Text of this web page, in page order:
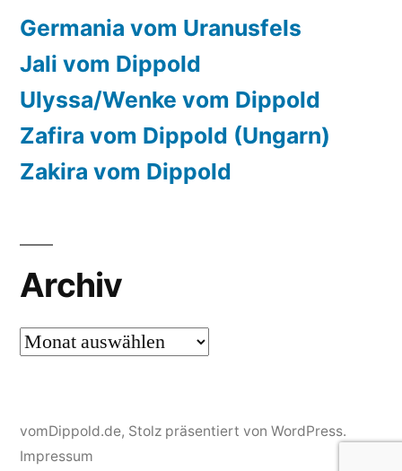
Germania vom Uranusfels
Jali vom Dippold
Ulyssa/Wenke vom Dippold
Zafira vom Dippold (Ungarn)
Zakira vom Dippold
Archiv
Archiv
vomDippold.de, Stolz präsentiert von WordPress.
Impressum